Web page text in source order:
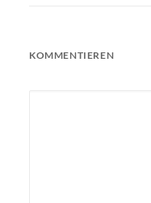
KOMMENTIEREN